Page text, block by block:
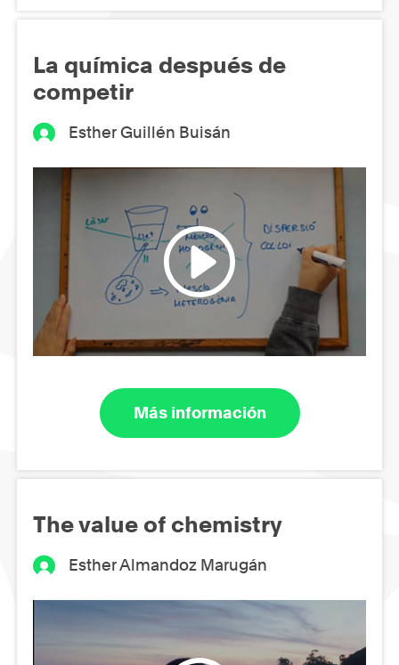
La química después de
competir
Esther Guillén Buisán
Más información
The value of chemistry
Esther Almandoz Marugán